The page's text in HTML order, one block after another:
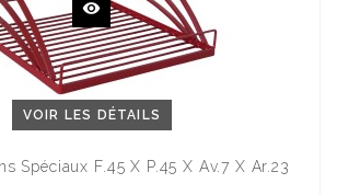
VOIR LES DÉTAILS
Spéciaux F.45 X P.45 X Av.7 X Ar.23